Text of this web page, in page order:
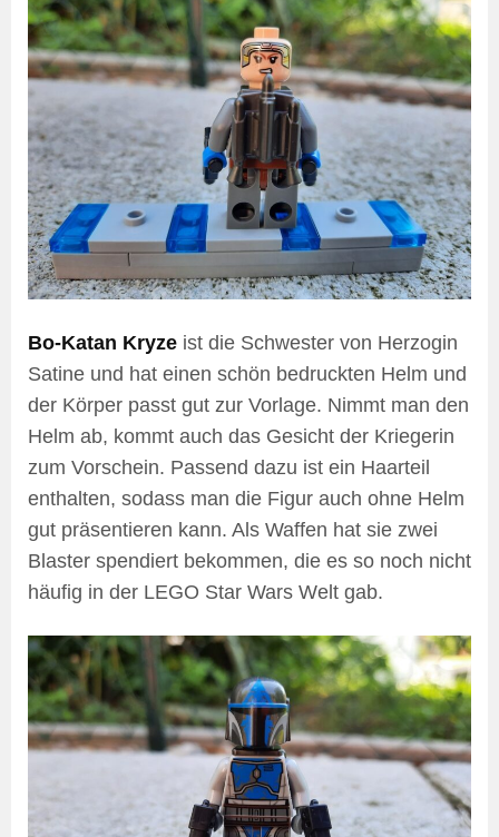
Bo-Katan Kryze ist die Schwester von Herzogin
Satine und hat einen schön bedruckten Helm und
der Körper passt gut zur Vorlage. Nimmt man den
Helm ab, kommt auch das Gesicht der Kriegerin
zum Vorschein. Passend dazu ist ein Haarteil
enthalten, sodass man die Figur auch ohne Helm
gut präsentieren kann. Als Waffen hat sie zwei
Blaster spendiert bekommen, die es so noch nicht
häufig in der LEGO Star Wars Welt gab.